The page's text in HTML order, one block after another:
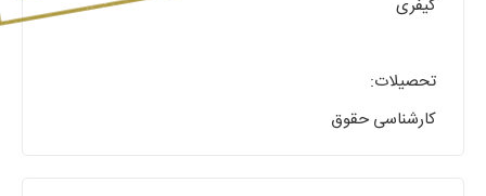
کیفری
تحصیلات:
کارشناسی حقوق